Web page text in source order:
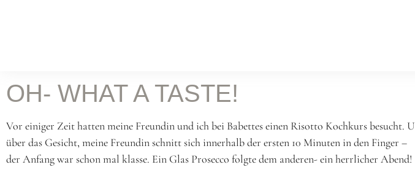
BATILOO
OH- WHAT A TASTE!
Vor einiger Zeit hatten meine Freundin und ich bei Babettes einen Risotto Kochkurs
über das Gesicht, meine Freundin schnitt sich innerhalb der ersten 10 Minuten in den Finger –
der Anfang war schon mal klasse. Ein Glas Prosecco folgte dem anderen- ein herrlicher Abend!